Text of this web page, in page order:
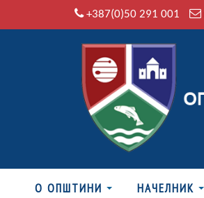
+387(0)50 291 001
О ОПШТИНИ НАЧЕЛНИК